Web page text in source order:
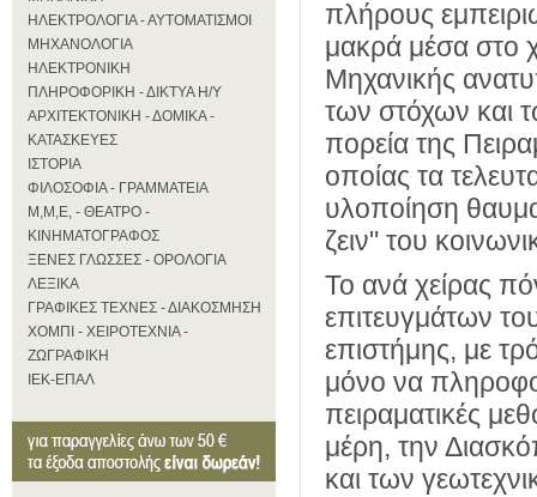
ΗΛΕΚΤΡΟΛΟΓΙΑ - ΑΥΤΟΜΑΤΙΣΜΟΙ
ΜΗΧΑΝΟΛΟΓΙΑ
ΗΛΕΚΤΡΟΝΙΚΗ
ΠΛΗΡΟΦΟΡΙΚΗ - ΔΙΚΤΥΑ Η/Υ
ΑΡΧΙΤΕΚΤΟΝΙΚΗ - ΔΟΜΙΚΑ -
ΚΑΤΑΣΚΕΥΕΣ
ΙΣΤΟΡΙΑ
ΦΙΛΟΣΟΦΙΑ - ΓΡΑΜΜΑΤΕΙΑ
Μ,Μ,Ε, - ΘΕΑΤΡΟ -
ΚΙΝΗΜΑΤΟΓΡΑΦΟΣ
ΞΕΝΕΣ ΓΛΩΣΣΕΣ - ΟΡΟΛΟΓΙΑ
ΛΕΞΙΚΑ
ΓΡΑΦΙΚΕΣ ΤΕΧΝΕΣ - ΔΙΑΚΟΣΜΗΣΗ
ΧΟΜΠΙ - ΧΕΙΡΟΤΕΧΝΙΑ -
ΖΩΓΡΑΦΙΚΗ
ΙΕΚ-ΕΠΑΛ
πλήρους
μακρά μέσα στο
Μηχανικής
των στόχων και
πορεία της
οποίας τα
υλοποίηση
ζειν" του
Το ανά χείρας
επιτευγμάτων
επιστήμης, με
μόνο να
πειραματικές
μέρη, την
και των